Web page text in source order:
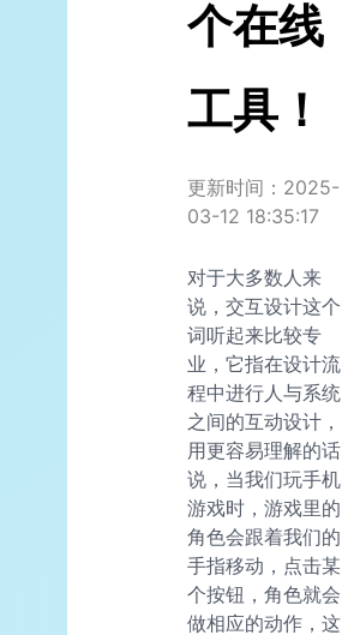
个在线
工具！
更新时间：2025-
03-12 18:35:17
对于大多数人来
说，交互设计这个
词听起来比较专
业，它指在设计流
程中进行人与系统
之间的互动设计，
用更容易理解的话
说，当我们玩手机
游戏时，游戏里的
角色会跟着我们的
手指移动，点击某
个按钮，角色就会
做相应的动作，这